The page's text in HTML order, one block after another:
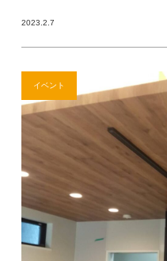
2023.2.7
イベント